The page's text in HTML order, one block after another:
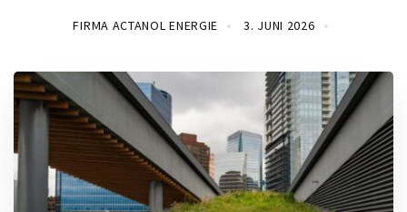
FIRMA ACTANOL ENERGIE 3. JUNI 2026